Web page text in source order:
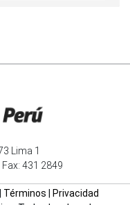
Lima 1
431 2849
Términos
Privacidad